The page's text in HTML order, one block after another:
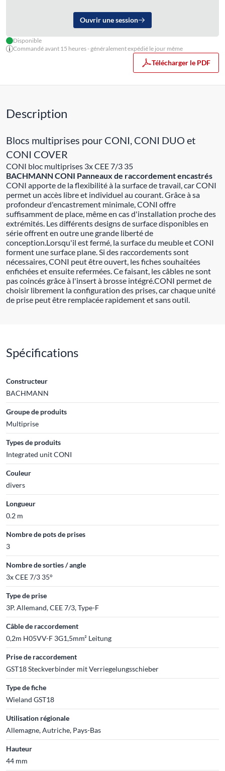
Ouvrir une session
Disponible
Commandé avant 15 heures - généralement expédié le jour même
Télécharger le PDF
Description
Blocs multiprises pour CONI, CONI DUO et
CONI COVER
CONI bloc multiprises 3x CEE 7/3 35
BACHMANN CONI Panneaux de raccordement encastrés
CONI apporte de la flexibilité à la surface de travail, car CONI
permet un accès libre et individuel au courant. Grâce à sa
profondeur d'encastrement minimale, CONI offre
suffisamment de place, même en cas d'installation proche des
extrémités. Les différents designs de surface disponibles en
série offrent en outre une grande liberté de
conception.Lorsqu'il est fermé, la surface du meuble et CONI
forment une surface plane. Si des raccordements sont
nécessaires, CONI peut être ouvert, les fiches souhaitées
enfichées et ensuite refermées. Ce faisant, les câbles ne sont
pas coincés grâce à l'insert à brosse intégré.CONI permet de
choisir librement la configuration des prises, car chaque unité
de prise peut être remplacée rapidement et sans outil.
Spécifications
Constructeur
BACHMANN
Groupe de produits
Multiprise
Types de produits
Integrated unit CONI
Couleur
divers
Longueur
0.2 m
Nombre de pots de prises
3
Nombre de sorties / angle
3x CEE 7/3 35°
Type de prise
3P. Allemand, CEE 7/3, Type-F
Câble de raccordement
0,2m H05VV-F 3G1,5mm² Leitung
Prise de raccordement
GST18 Steckverbinder mit Verriegelungsschieber
Type de fiche
Wieland GST18
Utilisation régionale
Allemagne, Autriche, Pays-Bas
Hauteur
44 mm